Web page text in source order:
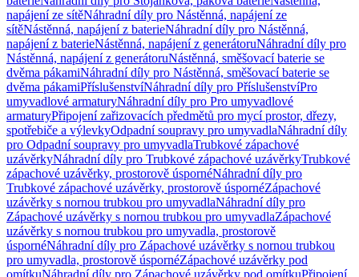
napájení ze sítěNáhradní díly pro Nástěnná, napájení ze
sítěNástěnná, napájení z baterieNáhradní díly pro Nástěnná,
napájení z baterieNástěnná, napájení z generátoruNáhradní díly pro
Nástěnná, napájení z generátoruNástěnná, směšovací baterie se
dvěma pákamiNáhradní díly pro Nástěnná, směšovací baterie se
dvěma pákamiPříslušenstvíNáhradní díly pro PříslušenstvíPro
umyvadlové armaturyNáhradní díly pro Pro umyvadlové
armaturyPřipojení zařizovacích předmětů pro mycí prostor, dřezy,
spotřebiče a výlevkyOdpadní soupravy pro umyvadlaNáhradní díly
pro Odpadní soupravy pro umyvadlaTrubkové zápachové
uzávěrkyNáhradní díly pro Trubkové zápachové uzávěrkyTrubkové
zápachové uzávěrky, prostorově úspornéNáhradní díly pro
Trubkové zápachové uzávěrky, prostorově úspornéZápachové
uzávěrky s nornou trubkou pro umyvadlaNáhradní díly pro
Zápachové uzávěrky s nornou trubkou pro umyvadlaZápachové
uzávěrky s nornou trubkou pro umyvadla, prostorově
úspornéNáhradní díly pro Zápachové uzávěrky s nornou trubkou
pro umyvadla, prostorově úspornéZápachové uzávěrky pod
omítkuNáhradní díly pro Zápachové uzávěrky pod omítkuPřipojení